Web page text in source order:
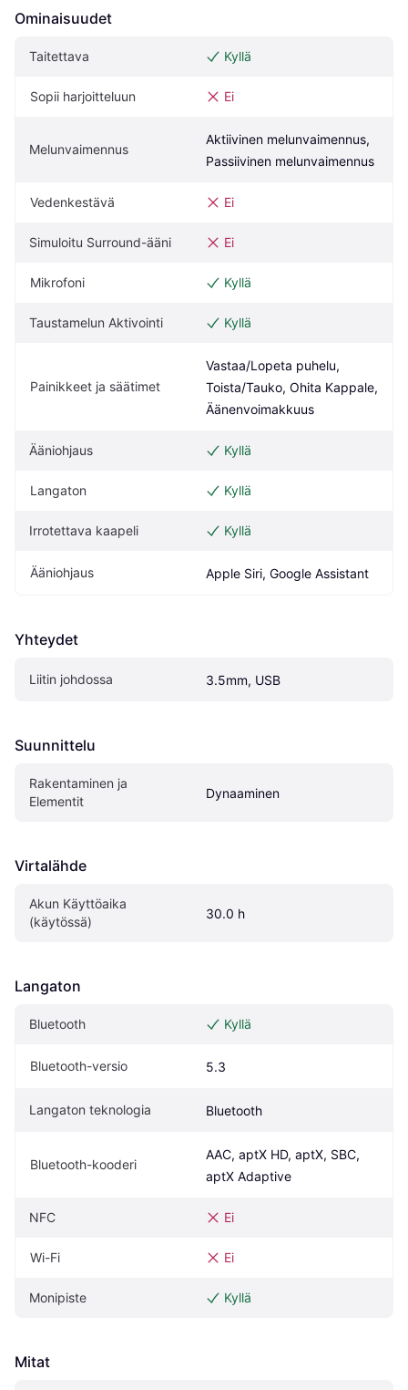
Ominaisuudet
Taitettava Kyllä
Sopii harjoitteluun Ei
Melunvaimennus
Aktiivinen melunvaimennus,
Passiivinen melunvaimennus
Vedenkestävä Ei
Simuloitu Surround-ääni Ei
Mikrofoni Kyllä
Taustamelun Aktivointi Kyllä
Painikkeet ja säätimet
Vastaa/Lopeta puhelu,
Toista/Tauko, Ohita Kappale,
Äänenvoimakkuus
Ääniohjaus Kyllä
Langaton Kyllä
Irrotettava kaapeli Kyllä
Ääniohjaus Apple Siri, Google Assistant
Yhteydet
Liitin johdossa 3.5mm, USB
Suunnittelu
Rakentaminen ja
Elementit
Dynaaminen
Virtalähde
Akun Käyttöaika
(käytössä)
30.0 h
Langaton
Bluetooth Kyllä
Bluetooth-versio 5.3
Langaton teknologia Bluetooth
Bluetooth-kooderi
AAC, aptX HD, aptX, SBC,
aptX Adaptive
NFC Ei
Wi-Fi Ei
Monipiste Kyllä
Mitat